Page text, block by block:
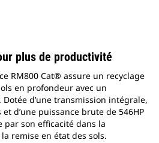
plus de productivité
RM800 Cat® assure un recyclage
en profondeur avec un
d’une transmission intégrale,
d’une puissance brute de 546HP
par son efficacité dans la
remise en état des sols.